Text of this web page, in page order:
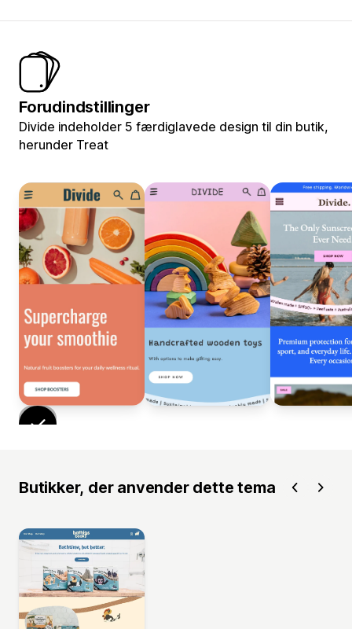
Forudindstillinger
Divide indeholder 5 færdiglavede design til din butik,
herunder Treat
Butikker, der anvender dette tema